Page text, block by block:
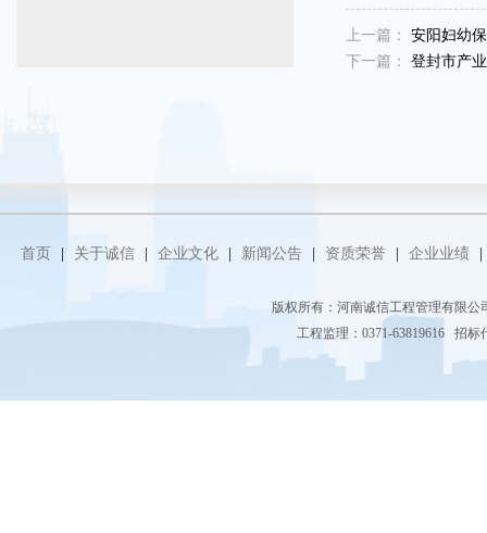
上一篇： 安阳妇幼
下一篇： 登封市产
首页 关于诚信 企业文化 新闻公告 资质荣誉 企业业绩
版权所有：河南诚信工程管理有限
工程监理：0371-63819616 招标